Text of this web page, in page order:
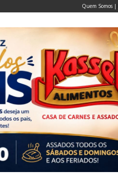
Quem Somos |